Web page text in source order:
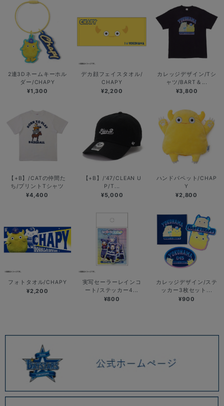
2連3Dネームキーホル
ダー/CHAPY
¥1,300
デカ顔フェイスタオル/
CHAPY
¥2,200
カレッジデザイン/Tシ
ャツ/BART＆...
¥3,800
【+B】/CATの仲間た
ち/プリントTシャツ
¥4,400
【+B】/’47/CLEAN U
P/T...
¥5,000
ハンドパペット/CHAP
Y
¥2,800
フォトタオル/CHAPY
¥2,200
実写セーラーレインコ
ート/ステッカー4...
¥800
カレッジデザイン/ステ
ッカー3枚セット...
¥900